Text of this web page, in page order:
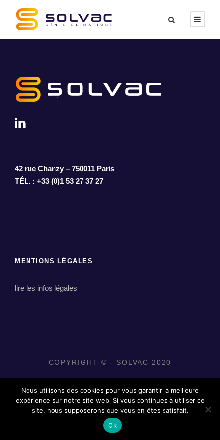
42 rue Chanzy – 750011 Paris
TÉL. : +33 (0)1 53 27 37 27
MENTIONS LÉGALES
lire les infos légales
COPYRIGHT © - SOLVAC 2020
Nous utilisons des cookies pour vous garantir la meilleure
expérience sur notre site web. Si vous continuez à utiliser ce
site, nous supposerons que vous en êtes satisfait.
Ok